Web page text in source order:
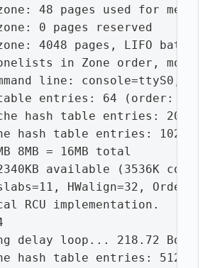
48 pages used for memmap
0 pages reserved
4048 pages, LIFO batch:0
in Zone order,
line:
table entries: 64 (order: -4,
hash table entries: 2048
hash table entries: 1024
8MB = 16MB total
available (3536K
HWalign=32,
RCU implementation.
delay loop... 218.72
hash table entries: 512